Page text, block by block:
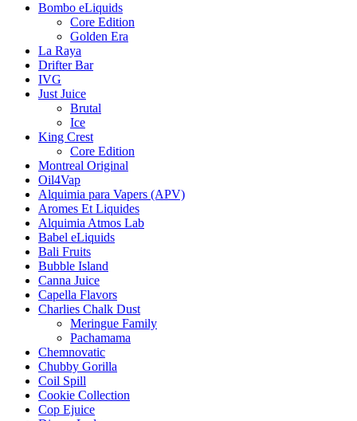
Bombo eLiquids
Core Edition
Golden Era
La Raya
Drifter Bar
IVG
Just Juice
Brutal
Ice
King Crest
Core Edition
Montreal Original
Oil4Vap
Alquimia para Vapers (APV)
Aromes Et Liquides
Alquimia Atmos Lab
Babel eLiquids
Bali Fruits
Bubble Island
Canna Juice
Capella Flavors
Charlies Chalk Dust
Meringue Family
Pachamama
Chemnovatic
Chubby Gorilla
Coil Spill
Cookie Collection
Cop Ejuice